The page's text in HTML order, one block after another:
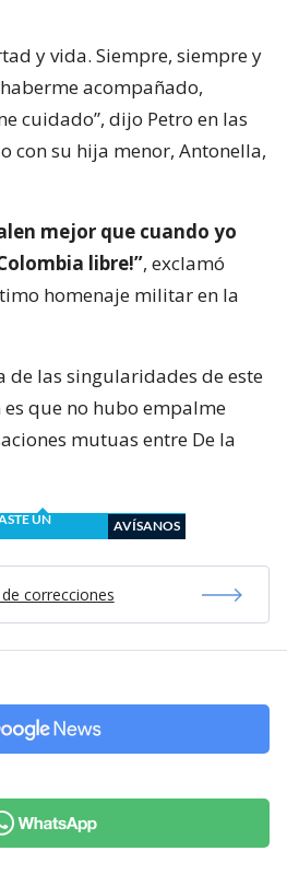
y vida. Siempre, siempre y
acompañado,
cuidado”, dijo Petro en las
con su hija menor, Antonella,
mejor que cuando yo
libre!”, exclamó
homenaje militar en la
de las singularidades de este
que no hubo empalme
mutuas entre De la
UN
AVÍSANOS
correcciones